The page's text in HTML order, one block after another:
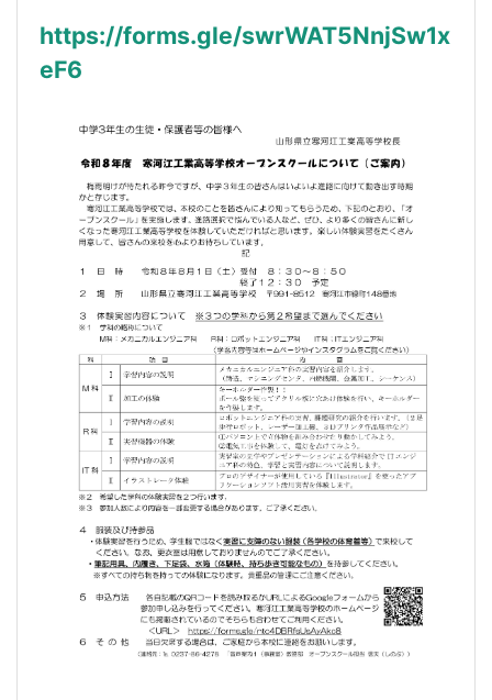
https://forms.gle/swrWAT5NnjSw1x
eF6